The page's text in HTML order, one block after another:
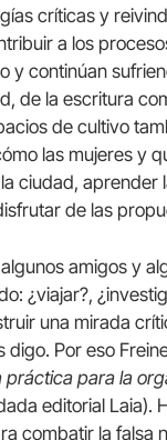
críticas y
a los
y continúan
de la escritura
de cultivo
las mujeres y
ciudad,
de las
amigos y
¿viajar?,
una mirada
digo. Por eso
práctica para la
editorial Laia).
combatir la falsa